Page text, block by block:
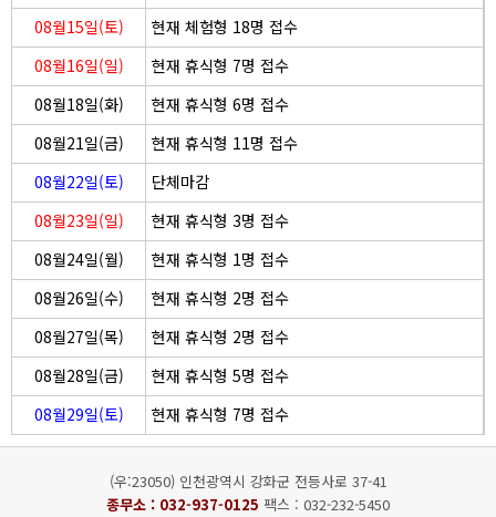
08월15일(토)
현재 체험형 18명 접수
08월16일(일)
현재 휴식형 7명 접수
08월18일(화)
현재 휴식형 6명 접수
08월21일(금)
현재 휴식형 11명 접수
08월22일(토)
단체마감
08월23일(일)
현재 휴식형 3명 접수
08월24일(월)
현재 휴식형 1명 접수
08월26일(수)
현재 휴식형 2명 접수
08월27일(목)
현재 휴식형 2명 접수
08월28일(금)
현재 휴식형 5명 접수
08월29일(토)
현재 휴식형 7명 접수
(우:23050) 인천광역시 강화군 전등사로 37-41
종무소 : 032-937-0125 팩스 : 032-232-5450